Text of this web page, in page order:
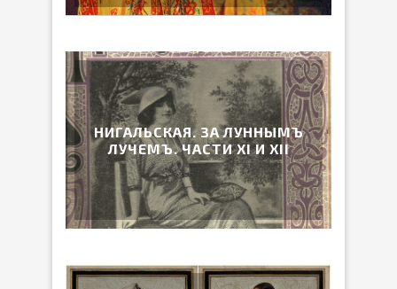
НИГАЛЬСКАЯ. ЗА ЛУННЫМЪ
ЛУЧЕМЪ. ЧАСТИ XI И XII